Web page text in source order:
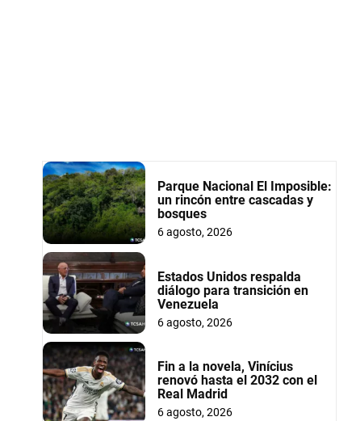
Parque Nacional El Imposible:
un rincón entre cascadas y
bosques
6 agosto, 2026
Estados Unidos respalda
diálogo para transición en
Venezuela
6 agosto, 2026
Fin a la novela, Vinícius
renovó hasta el 2032 con el
Real Madrid
6 agosto, 2026